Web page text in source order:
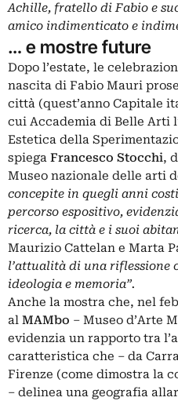
Achille, fratello di Fabio e
amico indimenticato e
… e mostre future
Dopo l’estate, le
nascita di Fabio Mauri
città (quest’anno Capitale
cui Accademia di Belle Arti
Estetica della
spiega Francesco Stocchi,
Museo nazionale delle arti
concepite in quegli anni
percorso espositivo,
ricerca, la città e i suoi
Maurizio Cattelan e Marta
l’attualità di una riflessione
ideologia e memoria”.
Anche la mostra che, nel
al MAMbo – Museo d’Arte
evidenzia un rapporto tra
caratteristica che – da
Firenze (come dimostra la
– delinea una geografia